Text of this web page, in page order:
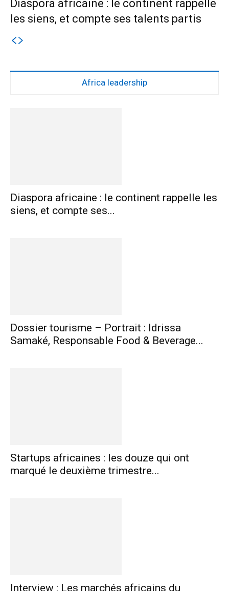
Diaspora africaine : le continent rappelle
les siens, et compte ses talents partis
Africa leadership
Diaspora africaine : le continent rappelle les
siens, et compte ses...
Dossier tourisme – Portrait : Idrissa
Samaké, Responsable Food & Beverage...
Startups africaines : les douze qui ont
marqué le deuxième trimestre...
Interview : Les marchés africains du